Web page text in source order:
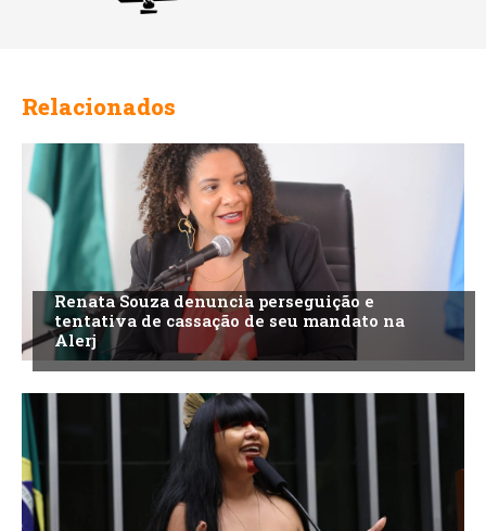
Relacionados
Renata Souza denuncia perseguição e
tentativa de cassação de seu mandato na
Alerj